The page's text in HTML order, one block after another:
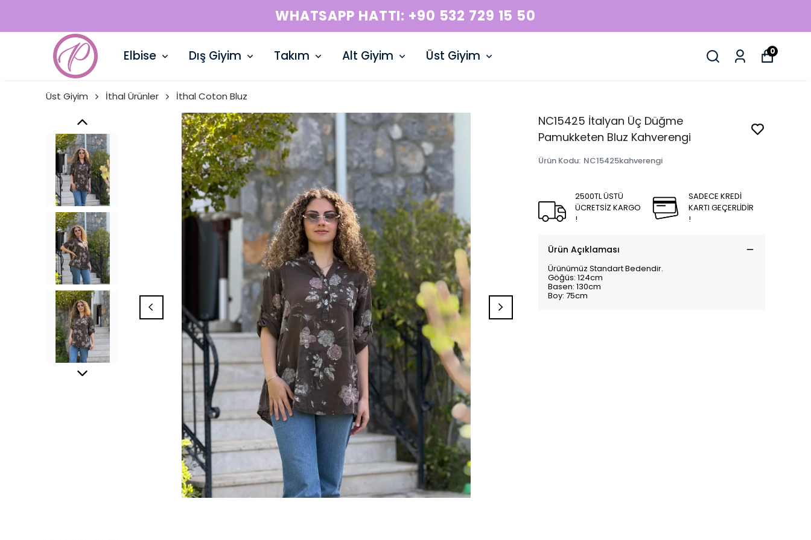
WHATSAPP HATTI: +90 532 729 15 50
Elbise Dış Giyim Takım Alt Giyim Üst Giyim 0
Üst Giyim İthal Ürünler İthal Coton Bluz
NC15425 İtalyan Üç Düğme
Pamukketen Bluz Kahverengi
Ürün Kodu: NC15425kahverengi
2500TL ÜSTÜ
ÜCRETSİZ KARGO
!
SADECE KREDİ
KARTI GEÇERLİDİR
!
Ürün Açıklaması
Ürünümüz Standart Bedendir.
Göğüs: 124cm
Basen: 130cm
Boy: 75cm